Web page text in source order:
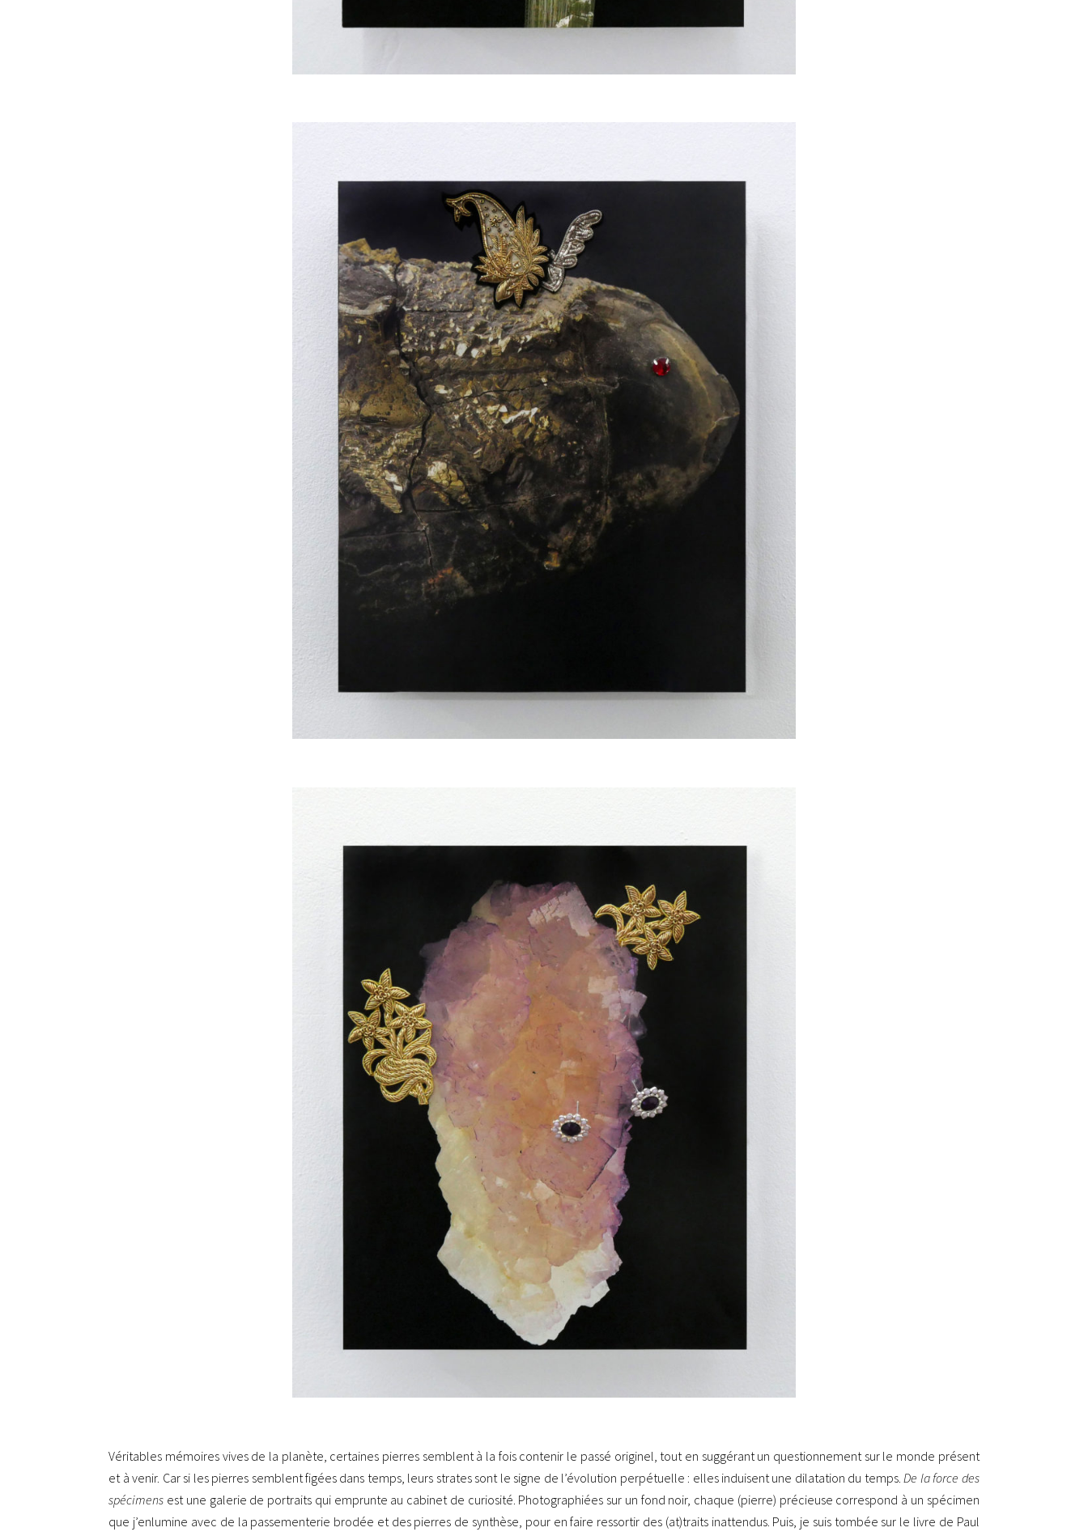
Véritables mémoires vives de la planète, certaines pierres semblent à la fois contenir le passé originel, tout en suggérant un questionnement sur le monde présent
et à venir. Car si les pierres semblent figées dans temps, leurs strates sont le signe de l’évolution perpétuelle : elles induisent une dilatation du temps. De la force des
spécimens est une galerie de portraits qui emprunte au cabinet de curiosité. Photographiées sur un fond noir, chaque (pierre) précieuse correspond à un spécimen
que j’enlumine avec de la passementerie brodée et des pierres de synthèse, pour en faire ressortir des (at)traits inattendus. Puis, je suis tombée sur le livre de Paul